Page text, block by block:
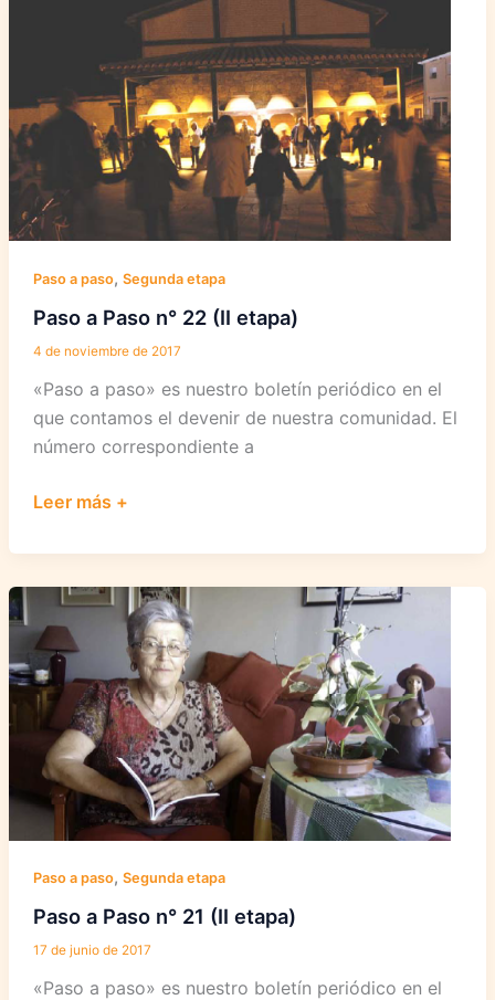
Paso a paso, Segunda etapa
Paso a Paso n° 22 (II etapa)
4 de noviembre de 2017
«Paso a paso» es nuestro boletín periódico en el
que contamos el devenir de nuestra comunidad. El
número correspondiente a
Paso
Paso
n°
(II
etapa)
Leer más +
Paso a paso, Segunda etapa
Paso a Paso n° 21 (II etapa)
17 de junio de 2017
«Paso a paso» es nuestro boletín periódico en el